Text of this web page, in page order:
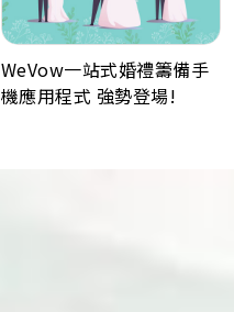
WeVow一站式婚禮籌備手
機應用程式 強勢登場!